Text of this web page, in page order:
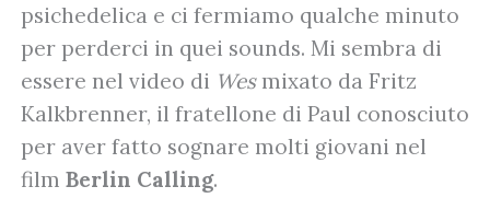
psichedelica e ci fermiamo qualche minuto
per perderci in quei sounds. Mi sembra di
essere nel video di Wesmixato da Fritz
Kalkbrenner, il fratellone di Paul conosciuto
per aver fatto sognare molti giovani nel
film Berlin Calling.